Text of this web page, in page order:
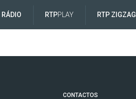
RÁDIO RTPPLAY RTP ZIGZAG
CONTACTOS